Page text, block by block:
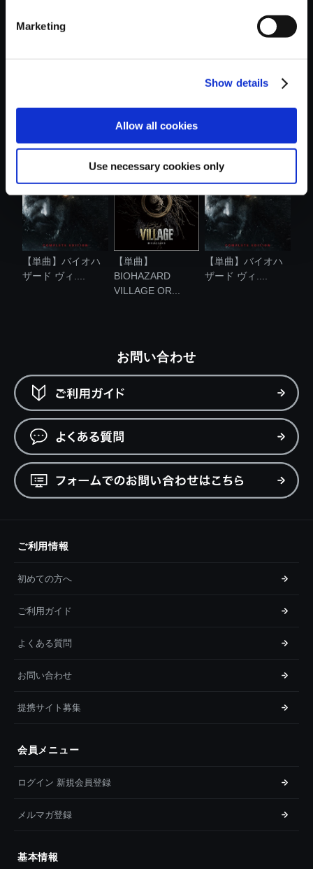
Marketing
Show details
Allow all cookies
Use necessary cookies only
【単曲】バイオハ
【単曲】バイオハ
ザード ヴィ....
【単曲】
BIOHAZARD
VILLAGE OR...
【単曲】バイオハ
ザード ヴィ....
お問い合わせ
ご利用情報
初めての方へ
ご利用ガイド
よくある質問
お問い合わせ
提携サイト募集
会員メニュー
ログイン 新規会員登録
メルマガ登録
基本情報